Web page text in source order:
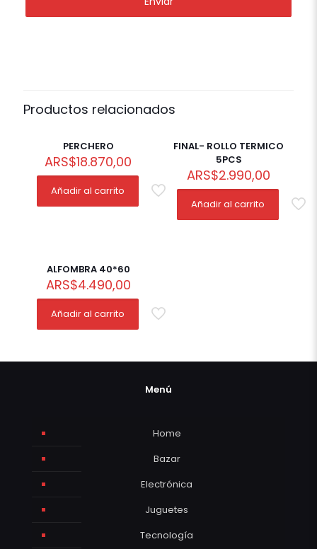
Productos relacionados
PERCHERO
ARS$18.870,00
Añadir al carrito
FINAL- ROLLO TERMICO
5PCS
ARS$2.990,00
Añadir al carrito
ALFOMBRA 40*60
ARS$4.490,00
Añadir al carrito
Menú
Home
Bazar
Electrónica
Juguetes
Tecnología